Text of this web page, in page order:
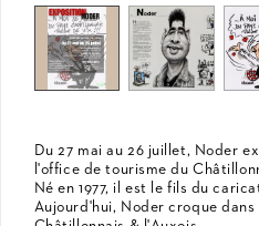
Du 27 mai au 26 juillet, Noder
l'office de tourisme du
Né en 1977, il est le fils du
Aujourd'hui, Noder croque